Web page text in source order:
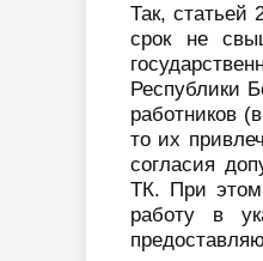
Так, статьей
срок не
Республики
работников
то их
согласия
ТК. При этом
работу в